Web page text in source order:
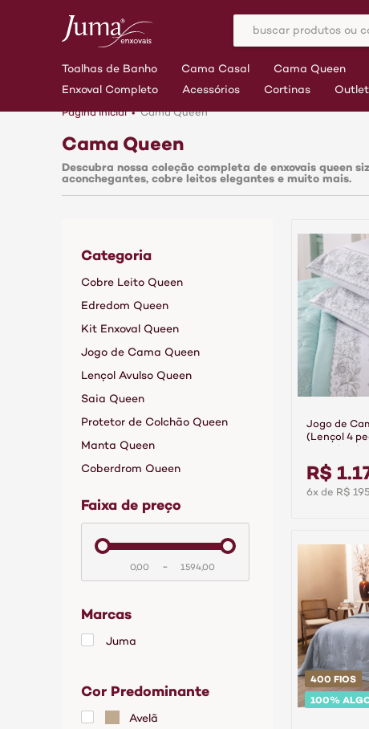
Toalhas de Banho Cama Casal Cama Queen
Enxoval Completo
Acessórios Cortinas Outlet
Página inicial Cama Queen
Cama Queen
Descubra nossa coleção completa de enxovais queen
aconchegantes, cobre leitos elegantes e muito mais.
Categoria
Cobre Leito Queen
Edredom Queen
Kit Enxoval Queen
Jogo de Cama Queen
Lençol Avulso Queen
Saia Queen
Protetor de Colchão Queen
Manta Queen
Coberdrom Queen
faixa de preço
Marcas
Juma
Cor Predominante
Avelã
Jogo de
(Lençol 4
Branco/
R$
6x de R$
400 FIOS
100%